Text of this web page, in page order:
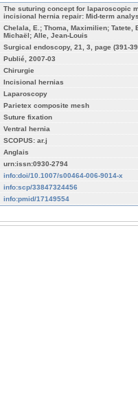
The suturing concept for laparoscopic
incisional hernia repair: Mid-term
Chelala, E.; Thoma, Maximilien; Tatete,
Michaël; Alle, Jean-Louis
Surgical endoscopy, 21, 3, page (391-
Publié, 2007-03
Chirurgie
Incisional hernias
Laparoscopy
Parietex composite mesh
Suture fixation
Ventral hernia
SCOPUS: ar.j
Anglais
urn:issn:0930-2794
info:doi/10.1007/s00464-006-9014-x
info:scp/33847324456
info:pmid/17149554